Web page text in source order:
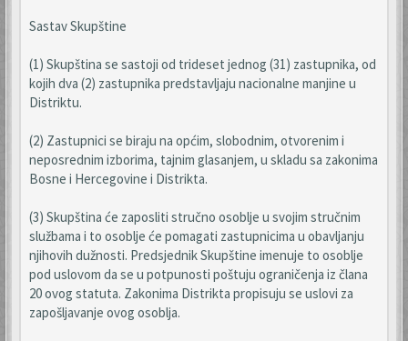
Sastav Skupštine
(1) Skupština se sastoji od trideset jednog (31) zastupnika, od
kojih dva (2) zastupnika predstavljaju nacionalne manjine u
Distriktu.
(2) Zastupnici se biraju na općim, slobodnim, otvorenim i
neposrednim izborima, tajnim glasanjem, u skladu sa zakonima
Bosne i Hercegovine i Distrikta.
(3) Skupština će zaposliti stručno osoblje u svojim stručnim
službama i to osoblje će pomagati zastupnicima u obavljanju
njihovih dužnosti. Predsjednik Skupštine imenuje to osoblje
pod uslovom da se u potpunosti poštuju ograničenja iz člana
20 ovog statuta. Zakonima Distrikta propisuju se uslovi za
zapošljavanje ovog osoblja.